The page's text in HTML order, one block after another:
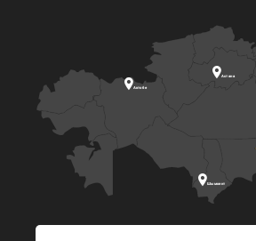
Астана
Шымкент
Актобе